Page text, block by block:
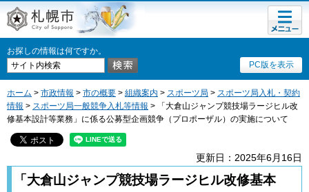
札幌市
お探しの情報は何ですか。
PC版を表示
メニュ
ー
ホーム > 市政情報 > 市の概要 > 組織案内 > スポーツ局 > スポーツ局入札・契約
情報 > スポーツ局一般競争入札等情報 > 「大倉山ジャンプ競技場ラージヒル改
修基本設計等業務」に係る公募型企画競争（プロポーザル）の実施について
更新日：2025年6月16日
「大倉山ジャンプ競技場ラージヒル改修基本